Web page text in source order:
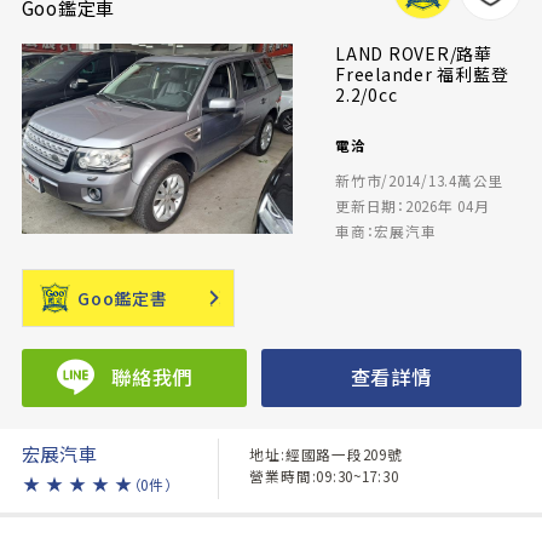
Goo鑑定車
LAND ROVER/路華
Freelander 福利藍登
2.2/0cc
電洽
新竹市/2014/13.4萬公里
更新日期：2026年 04月
車商：宏展汽車
Goo鑑定書
聯絡我們 查看詳情
宏展汽車
★ ★ ★ ★ ★ （0件）
地址:經國路一段209號
營業時間:09:30~17:30